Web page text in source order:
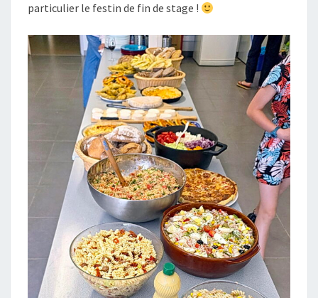
particulier le festin de fin de stage !